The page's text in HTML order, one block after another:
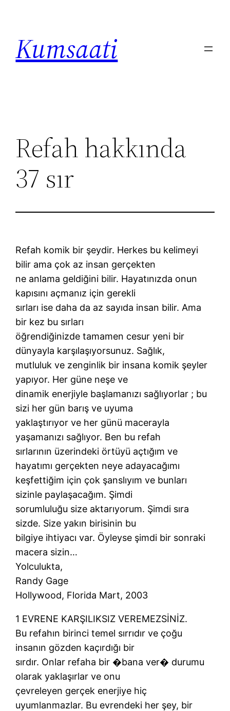
Kumsaati
Refah hakkında
37 sır
Refah komik bir şeydir. Herkes bu kelimeyi
bilir ama çok az insan gerçekten
ne anlama geldiğini bilir. Hayatınızda onun
kapısını açmanız için gerekli
sırları ise daha da az sayıda insan bilir. Ama
bir kez bu sırları
öğrendiğinizde tamamen cesur yeni bir
dünyayla karşılaşıyorsunuz. Sağlık,
mutluluk ve zenginlik bir insana komik şeyler
yapıyor. Her güne neşe ve
dinamik enerjiyle başlamanızı sağlıyorlar ; bu
sizi her gün barış ve uyuma
yaklaştırıyor ve her günü macerayla
yaşamanızı sağlıyor. Ben bu refah
sırlarının üzerindeki örtüyü açtığım ve
hayatımı gerçekten neye adayacağımı
keşfettiğim için çok şanslıyım ve bunları
sizinle paylaşacağım. Şimdi
sorumluluğu size aktarıyorum. Şimdi sıra
sizde. Size yakın birisinin bu
bilgiye ihtiyacı var. Öyleyse şimdi bir sonraki
macera sizin…
Yolculukta,
Randy Gage
Hollywood, Florida Mart, 2003
1 EVRENE KARŞILIKSIZ VEREMEZSİNİZ.
Bu refahın birinci temel sırrıdır ve çoğu
insanın gözden kaçırdığı bir
sırdır. Onlar refaha bir �bana ver� durumu
olarak yaklaşırlar ve onu
çevreleyen gerçek enerjiye hiç
uyumlanmazlar. Bu evrendeki her şey, bir